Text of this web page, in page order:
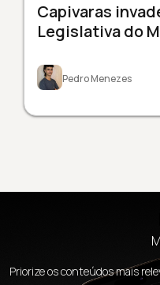
Capivaras
Legislativa do
Pedro Menezes
Priorize os conteúdos mais